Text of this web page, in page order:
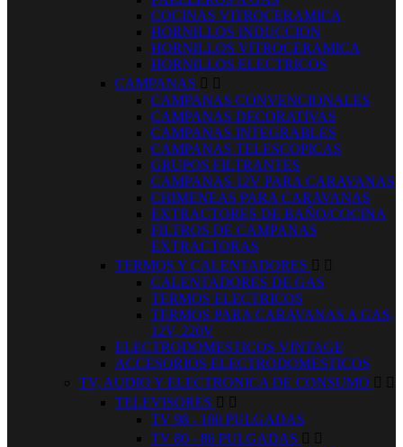
COCINAS VITROCERAMICA
HORNILLOS INDUCCION
HORNILLOS VITROCERAMICA
HORNILLOS ELECTRICOS
CAMPANAS  
CAMPANAS CONVENCIONALES
CAMPANAS DECORATIVAS
CAMPANAS INTEGRABLES
CAMPANAS TELESCOPICAS
GRUPOS FILTRANTES
CAMPANAS 12V PARA CARAVANAS
CHIMENEAS PARA CARAVANAS
EXTRACTORES DE BAÑO/COCINA
FILTROS DE CAMPANAS
EXTRACTORAS
TERMOS Y CALENTADORES  
CALENTADORES DE GAS
TERMOS ELECTRICOS
TERMOS PARA CARAVANAS A GAS,
12V, 220V
ELECTRODOMESTICOS VINTAGE
ACCESORIOS ELECTRODOMESTICOS
TV, AUDIO Y ELECTRONICA DE CONSUMO  
TELEVISORES  
TV 98 - 100 PULGADAS
TV 80 - 86 PULGADAS  